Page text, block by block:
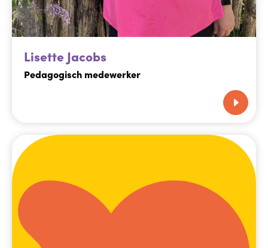
Lisette Jacobs
Pedagogisch medewerker